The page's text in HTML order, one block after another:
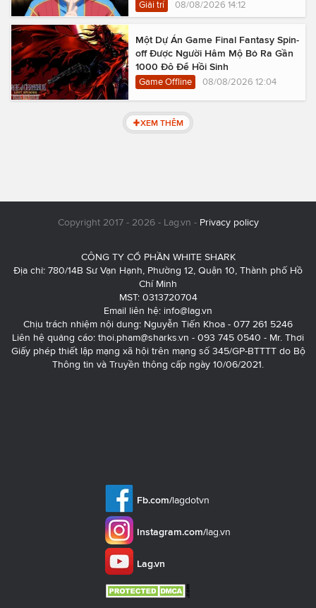
Giải trí 08/08/2026 14:12
Một Dự Án Game Final Fantasy Spin-
off Được Người Hâm Mộ Bỏ Ra Gần
1000 Đô Để Hồi Sinh
Game Offline 08/08/2026 12:04
XEM THÊM
Copyright 2017 - 2026 - Lag.vn - Privacy policy
CÔNG TY CỔ PHẦN WHITE SHARK
Địa chỉ: 780/14B Sư Vạn Hạnh, Phường 12, Quận 10, Thành phố Hồ
Chí Minh
MST: 0313720704
Email liên hệ: info@lag.vn
Chịu trách nhiệm nội dung: Nguyễn Tiến Khoa - 077 261 5246
Liên hệ quảng cáo: thoi.pham@sharks.vn - 093 745 0540 - Mr. Thơi
Giấy phép thiết lập mạng xã hội trên mạng số 345/GP-BTTTT do Bộ
Thông tin và Truyền thông cấp ngày 10/06/2021.
Fb.com/lagdotvn
Instagram.com/lag.vn
Lag.vn